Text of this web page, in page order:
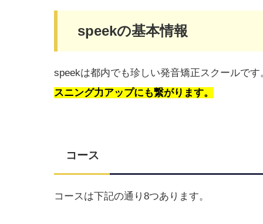
speekの基本情報
speekは都内でも珍しい発音矯正スクールで
スニング力アップにも繋がります。
コース
コースは下記の通り8つあります。